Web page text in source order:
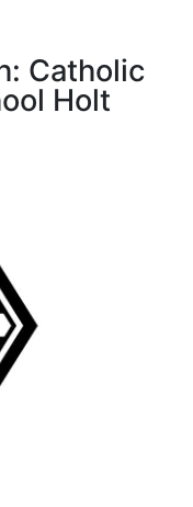
Catholic
Holt